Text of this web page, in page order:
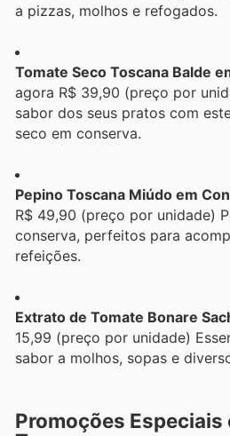
a pizzas, molhos e refogados.
Tomate Seco Toscana Balde
agora R$ 39,90 (preço por
sabor dos seus pratos com
seco em conserva.
Pepino Toscana Miúdo em
R$ 49,90 (preço por unidade)
conserva, perfeitos para
refeições.
Extrato de Tomate Bonare
15,99 (preço por unidade)
sabor a molhos, sopas e
Promoções Especiais